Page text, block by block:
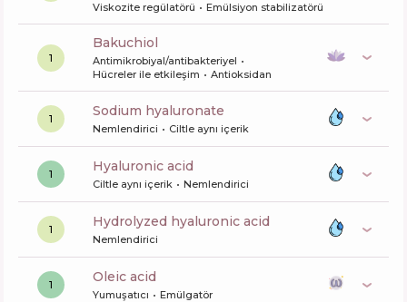
Viskozite regülatörü Emülsiyon stabilizatörü
1
bakuchiol
Antimikrobiyal/antibakteriyel
Hücreler ile etkileşim
Antioksidan
1 sodium hyaluronate
Nemlendirici Ciltle aynı içerik
1 hyaluronic acid
Ciltle aynı içerik Nemlendirici
1 hydrolyzed hyaluronic acid
Nemlendirici
1 oleic acid
Yumuşatıcı Emülgatör